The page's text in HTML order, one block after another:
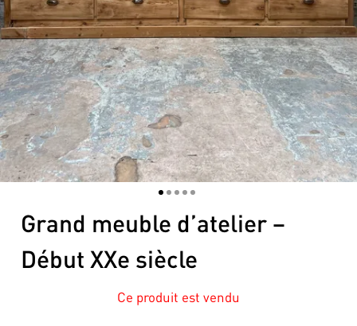
12345
Grand meuble d’atelier –
Début XXe siècle
Ce produit est vendu